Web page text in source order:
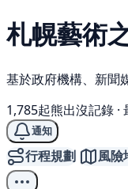
札幌藝術
基於政府機構、新聞
1,785起熊出沒記錄 ·
通知
行程規劃 風險